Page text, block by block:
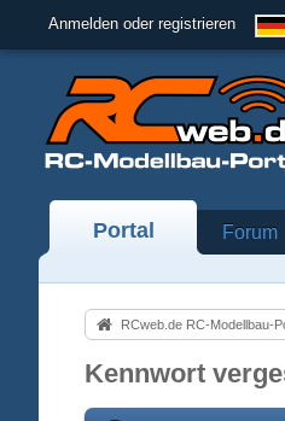
Anmelden oder registrieren
Portal Forum
RCweb.de RC-Modellbau-
Kennwort